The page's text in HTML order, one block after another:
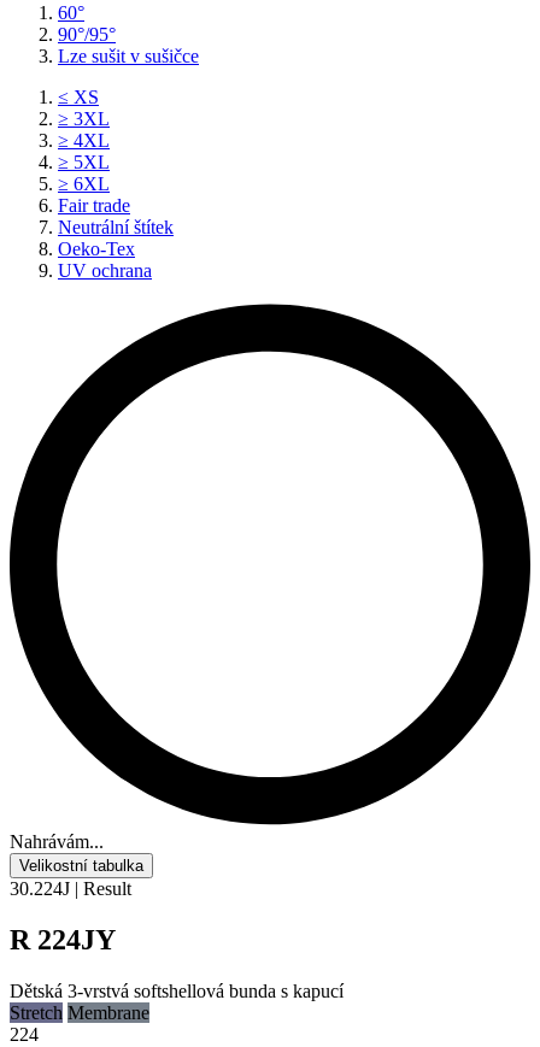
60°
90°/95°
Lze sušit v sušičce
≤ XS
≥ 3XL
≥ 4XL
≥ 5XL
≥ 6XL
Fair trade
Neutrální štítek
Oeko-Tex
UV ochrana
Nahrávám...
Velikostní tabulka
30.224J | Result
R 224JY
Dětská 3-vrstvá softshellová bunda s kapucí
Stretch Membrane
224